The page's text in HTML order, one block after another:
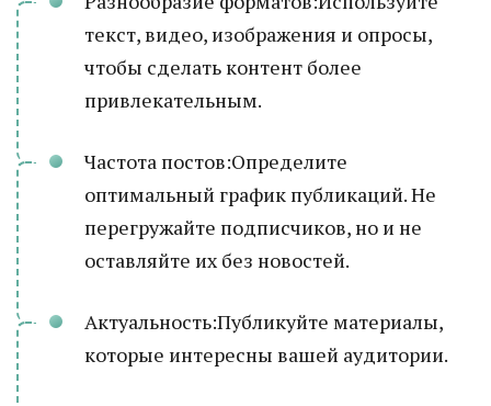
текст, видео, изображения и опросы,
чтобы сделать контент более
привлекательным.
Частота постов:Определите
оптимальный график публикаций. Не
перегружайте подписчиков, но и не
оставляйте их без новостей.
Актуальность:Публикуйте материалы,
которые интересны вашей аудитории.